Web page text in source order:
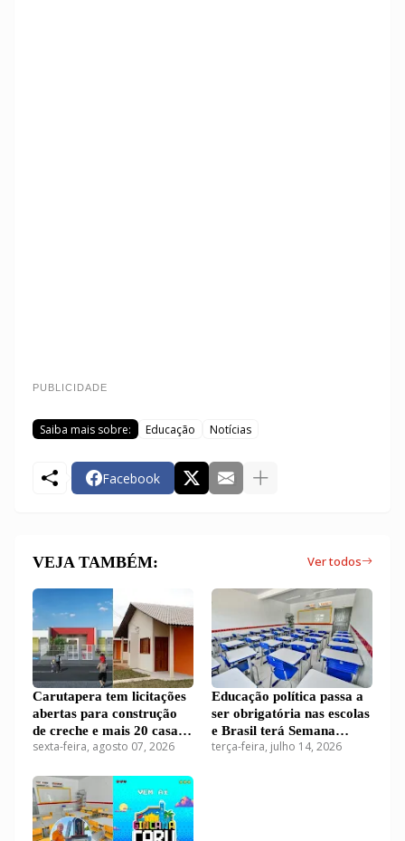
PUBLICIDADE
Saiba mais sobre: Educação Notícias
Facebook
VEJA TAMBÉM: Ver todos
Carutapera tem licitações
abertas para construção
de creche e mais 20 casas
populares
sexta-feira, agosto 07, 2026
Educação política passa a
ser obrigatória nas escolas
e Brasil terá Semana
Nacional da Ética e da
terça-feira, julho 14, 2026